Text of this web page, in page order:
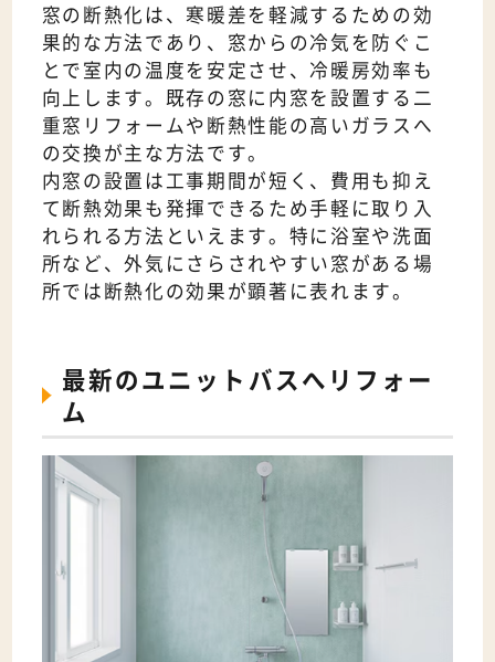
窓の断熱化は、寒暖差を軽減するための効
果的な方法であり、窓からの冷気を防ぐこ
とで室内の温度を安定させ、冷暖房効率も
向上します。既存の窓に内窓を設置する二
重窓リフォームや断熱性能の高いガラスへ
の交換が主な方法です。
内窓の設置は工事期間が短く、費用も抑え
て断熱効果も発揮できるため手軽に取り入
れられる方法といえます。特に浴室や洗面
所など、外気にさらされやすい窓がある場
所では断熱化の効果が顕著に表れます。
最新のユニットバスへリフォー
ム